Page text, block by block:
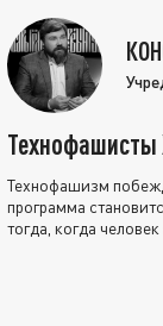
Технофашисты
Технофашизм
программа
тогда, когда